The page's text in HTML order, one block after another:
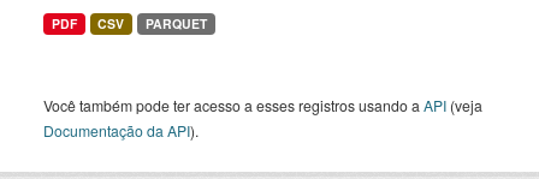
PDF CSV PARQUET
Você também pode ter acesso a esses registros usando a API (veja
Documentação da API).